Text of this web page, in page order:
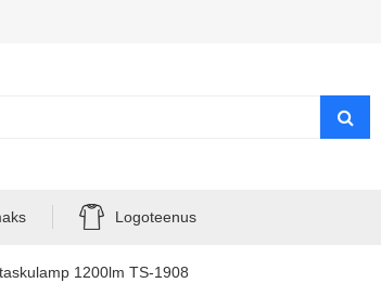
Logoteenus
1200lm TS-1908